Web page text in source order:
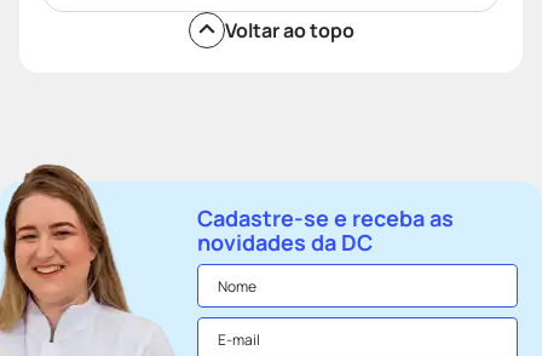
Voltar ao topo
Cadastre-se e receba as
novidades da DC